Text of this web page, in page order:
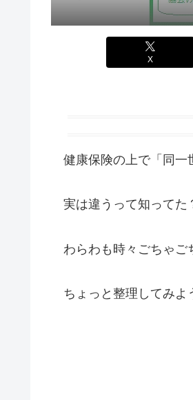
X
健康保険の上で「同一
実は違うって知ってた
わらわも時々ごちゃご
ちょっと整理してみよ